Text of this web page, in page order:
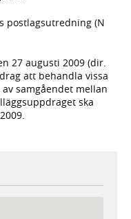
postlagsutredning (N
27 augusti 2009 (dir.
att behandla vissa
samgåendet mellan
ska